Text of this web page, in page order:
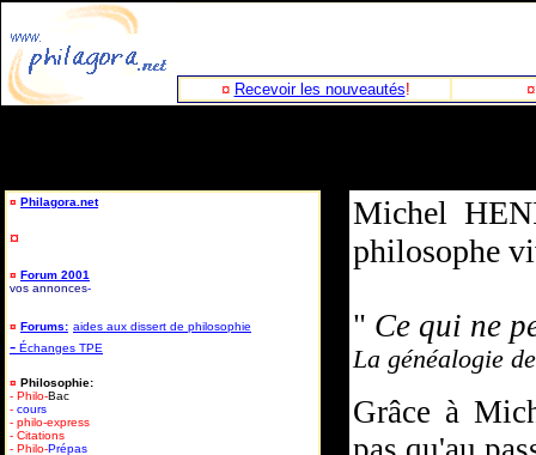
¤ Recevoir les nouveautés!
¤ Philagora.net
¤
¤ Forum 2001
vos annonces-
¤ Forums: aides aux dissert de philosophie
- Échanges TPE
¤ Philosophie:
- Philo-Bac
- cours
- philo-express
- Citations
- Philo-Prépas
Michel
philosophe
" Ce qui ne
La généalogie
Grâce à